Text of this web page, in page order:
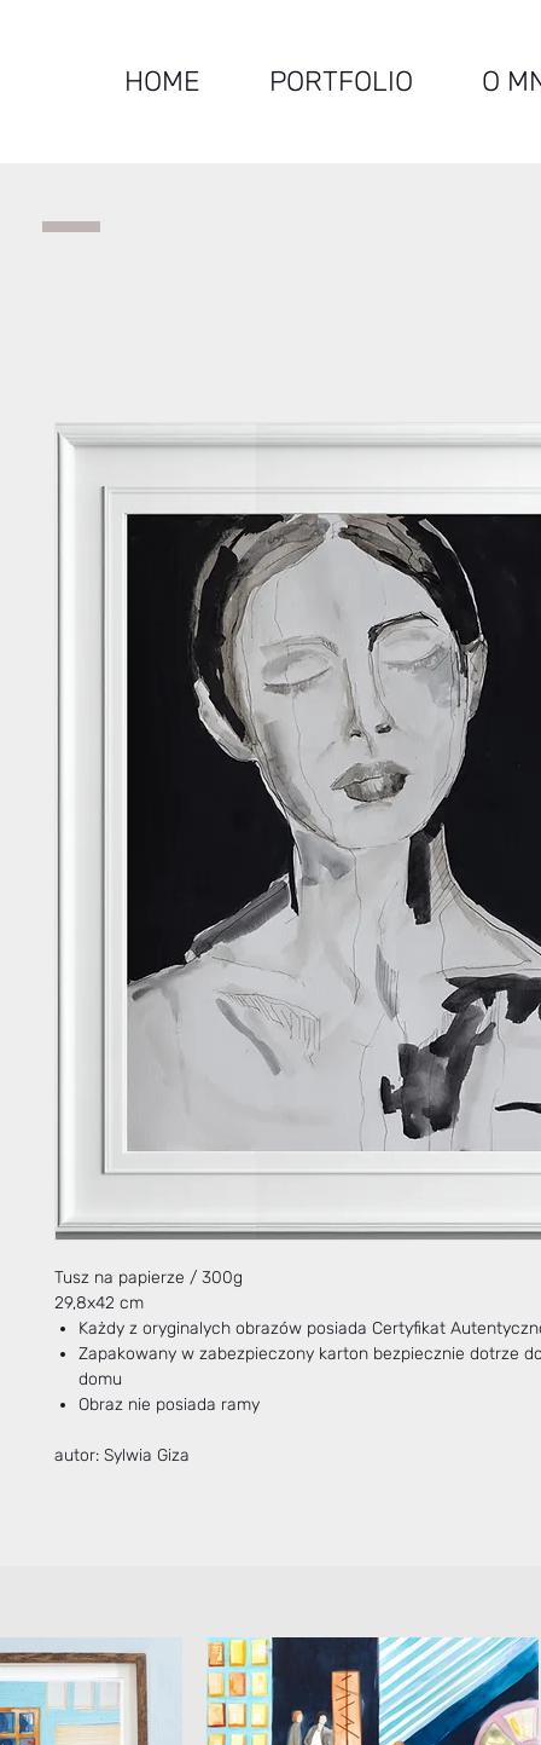
HOME PORTFOLIO O
Tusz na papierze / 300g
29,8x42 cm
Każdy z oryginalych obrazów posiada Certyfikat
Zapakowany w zabezpieczony karton bezpiecznie dotrze
domu
Obraz nie posiada ramy
autor: Sylwia Giza